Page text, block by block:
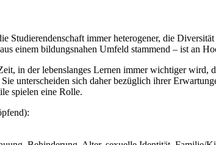
immer heterogener, die
einem bildungsnahen Umfeld stammend – ist an
in der lebenslanges Lernen immer wichtiger wird,
unterscheiden sich daher bezüglich ihrer
spielen eine Rolle.